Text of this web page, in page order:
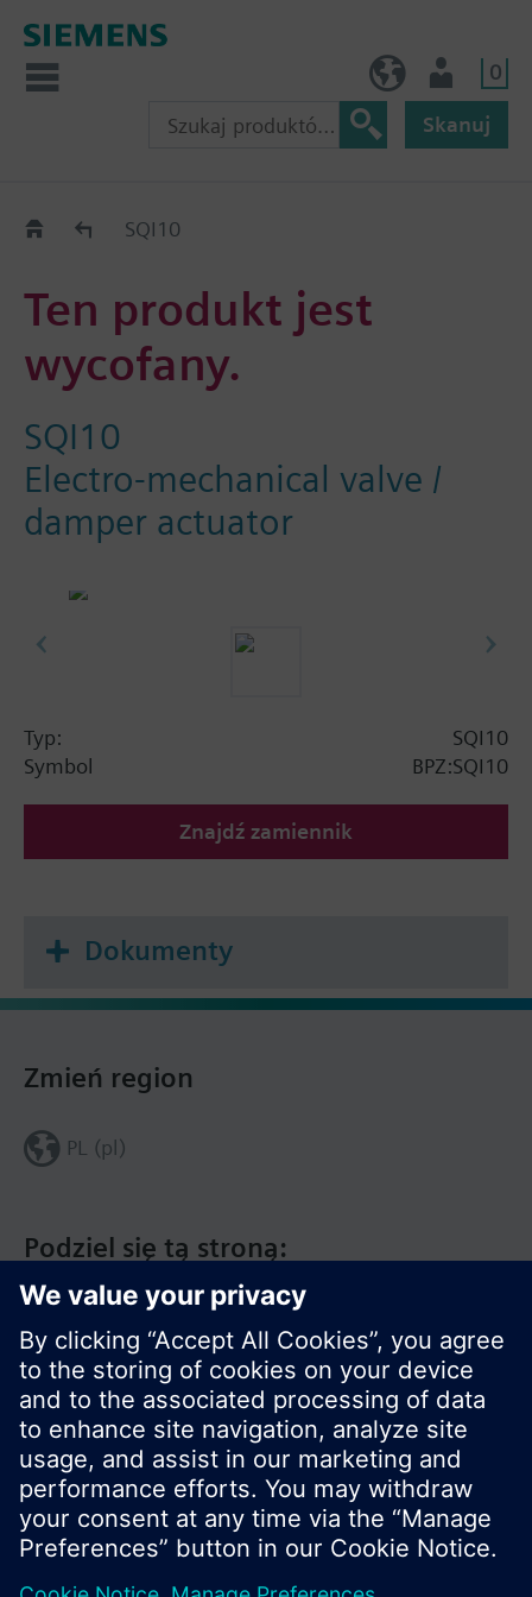
0
Skanuj
Old2NewSQI10
Ten produkt jest
wycofany.
SQI10
Electro-mechanical valve /
damper actuator
Typ:
SQI10
Symbol
BPZ:SQI10
Znajdź zamiennik
Dokumenty
Podziel się tą stroną:
Zmień region
PL (pl)
© Siemens Switzerland Ltd. 2020